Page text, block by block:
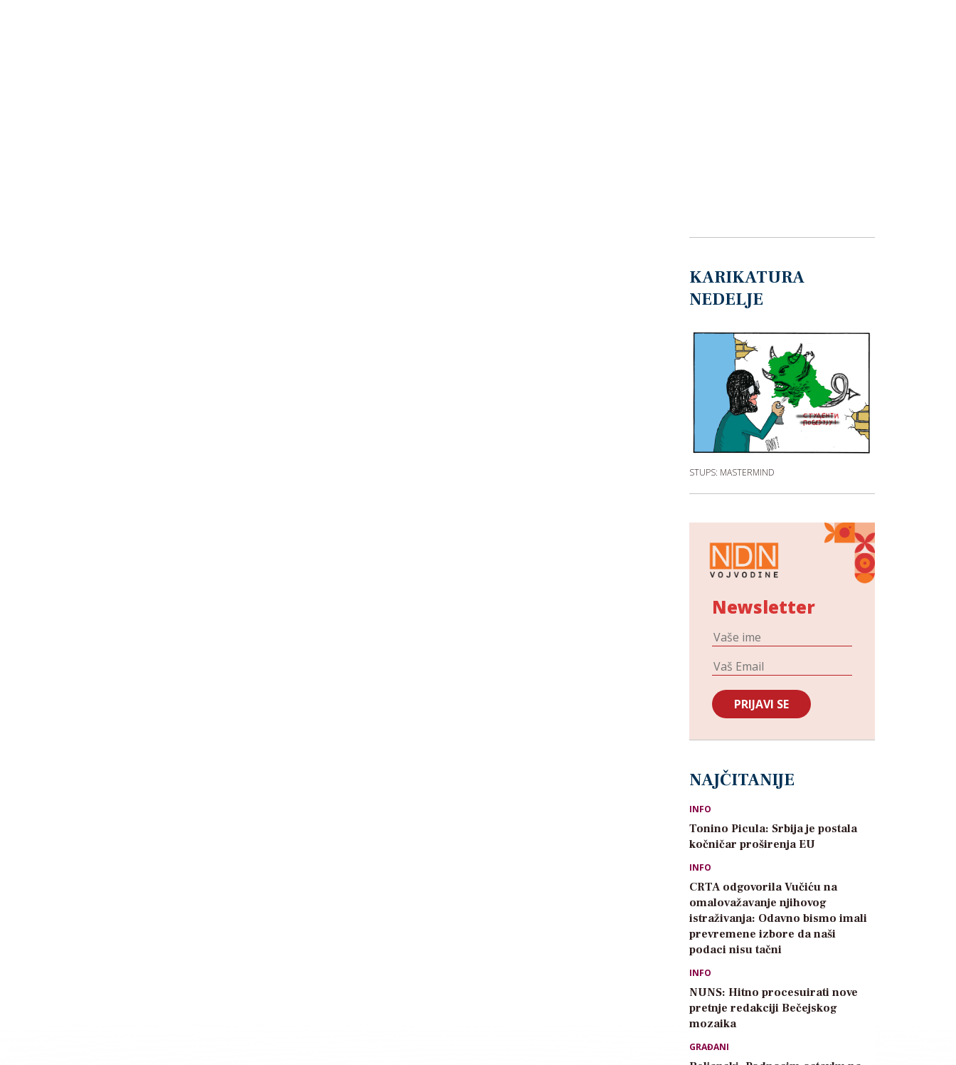
KARIKATURA
NEDELJE
STUPS: MASTERMIND
Newsletter
NAJČITANIJE
INFO
Tonino Picula: Srbija je postala
kočničar proširenja EU
INFO
CRTA odgovorila Vučiću na
omalovažavanje njihovog
istraživanja: Odavno bismo imali
prevremene izbore da naši
podaci nisu tačni
INFO
NUNS: Hitno procesuirati nove
pretnje redakciji Bečejskog
mozaika
GRAĐANI